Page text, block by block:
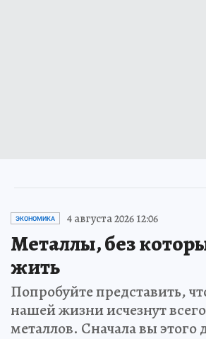
ЭКОНОМИКА 4 августа 2026 12:06
Металлы, без
жить
Попробуйте представить,
нашей жизни исчезнут
металлов. Сначала вы этого